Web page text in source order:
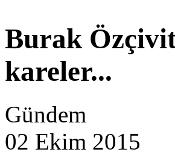
Burak
kareler...
Gündem
02 Ekim 2015